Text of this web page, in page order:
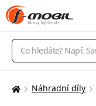
Vyhledávání
Zde
Náhradní díly